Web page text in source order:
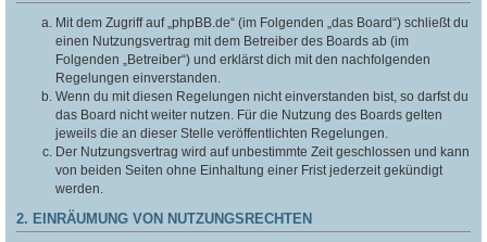
Mit dem Zugriff auf „phpBB.de“ (im Folgenden „das Board“) schließt du
einen Nutzungsvertrag mit dem Betreiber des Boards ab (im
Folgenden „Betreiber“) und erklärst dich mit den nachfolgenden
Regelungen einverstanden.
Wenn du mit diesen Regelungen nicht einverstanden bist, so darfst du
das Board nicht weiter nutzen. Für die Nutzung des Boards gelten
jeweils die an dieser Stelle veröffentlichten Regelungen.
Der Nutzungsvertrag wird auf unbestimmte Zeit geschlossen und kann
von beiden Seiten ohne Einhaltung einer Frist jederzeit gekündigt
werden.
2. EINRÄUMUNG VON NUTZUNGSRECHTEN